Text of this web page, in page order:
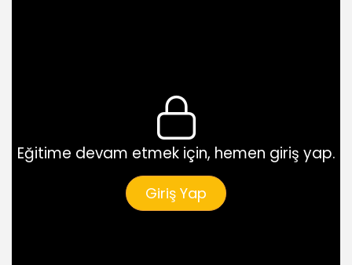
Eğitime devam etmek için, hemen giriş yap.
Giriş Yap